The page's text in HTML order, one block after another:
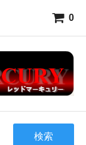
0
検索